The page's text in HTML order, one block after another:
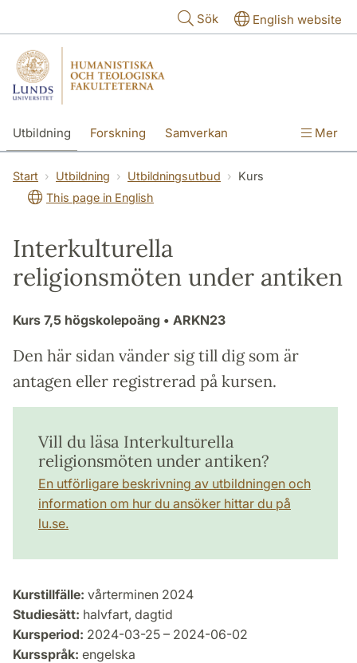
Sök English website
Utbildning Forskning Samverkan Mer
Start Utbildning Utbildningsutbud
Kurs
This page in English
Interkulturella
religionsmöten under antiken
Kurs 7,5 högskolepoäng • ARKN23
Den här sidan vänder sig till dig som är
antagen eller registrerad på kursen.
Vill du läsa Interkulturella
religionsmöten under antiken?
En utförligare beskrivning av utbildningen och
information om hur du ansöker hittar du på
lu.se.
Kurstillfälle: vårterminen 2024
Studiesätt: halvfart, dagtid
Kursperiod: 2024-03-25 – 2024-06-02
Kursspråk: engelska